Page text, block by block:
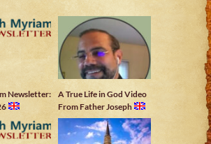
Newsletter:
A True Life in God Video
From Father Joseph